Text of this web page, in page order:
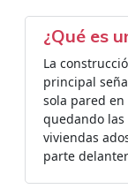
¿Qué es
La
principal
sola pared
quedando las
viviendas
parte